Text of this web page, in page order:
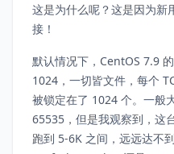
这是为什么呢？这是因为新
接！
默认情况下，CentOS 7.9
1024，一切皆文件，每个
被锁定在了 1024 个。一般
65535，但是我观察到，这
跑到 5-6K 之间，远远达不